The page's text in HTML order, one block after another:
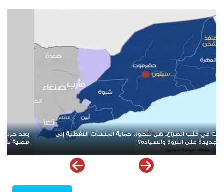
بعد حرب الممرات وتمدد الإرهاب.. هل يقترب العالم من إعادة قراءة
قضية شعب الجنوب؟